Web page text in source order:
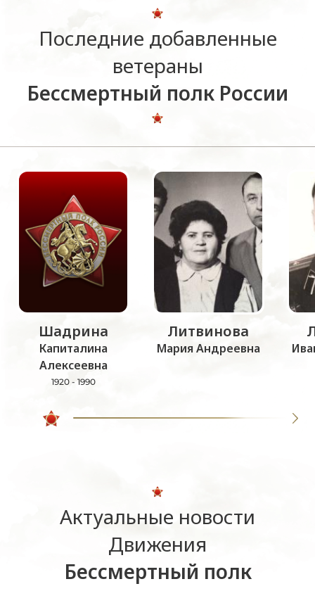
Последние добавленные
ветераны
Бессмертный полк России
Шадрина
Капиталина
Алексеевна
1920 - 1990
Литвинова
Мария Андреевна
Актуальные новости
Движения
Бессмертный полк